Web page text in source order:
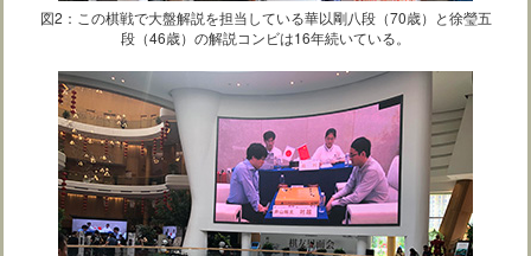
図2：この棋戦で大盤解説を担当している華以剛八段（70歳）と徐瑩五
段（46歳）の解説コンビは16年続いている。